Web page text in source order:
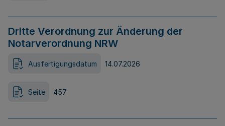
Dritte Verordnung zur Änderung der
Notarverordnung NRW
Ausfertigungsdatum 14.07.2026
Seite 457